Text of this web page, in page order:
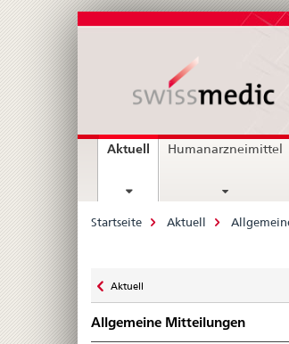
Hauptnavigation
Aktuell current
Humanarzneimittel
Breadcrumb
Startseite Aktuell
zu
Aktuell
Allgemeine Mitteilungen